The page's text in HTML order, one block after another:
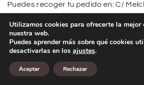
Puedes recoger tu pedido en: C/
12 Bajo Local – 02400 Hellín
Pago seguro
Usamos métodos de pagos seguros
Utilizamos cookies para ofrecerte la mejor
nuestra web.
Puedes aprender más sobre qué cookies
desactivarlas en los ajustes.
Aceptar Rechazar